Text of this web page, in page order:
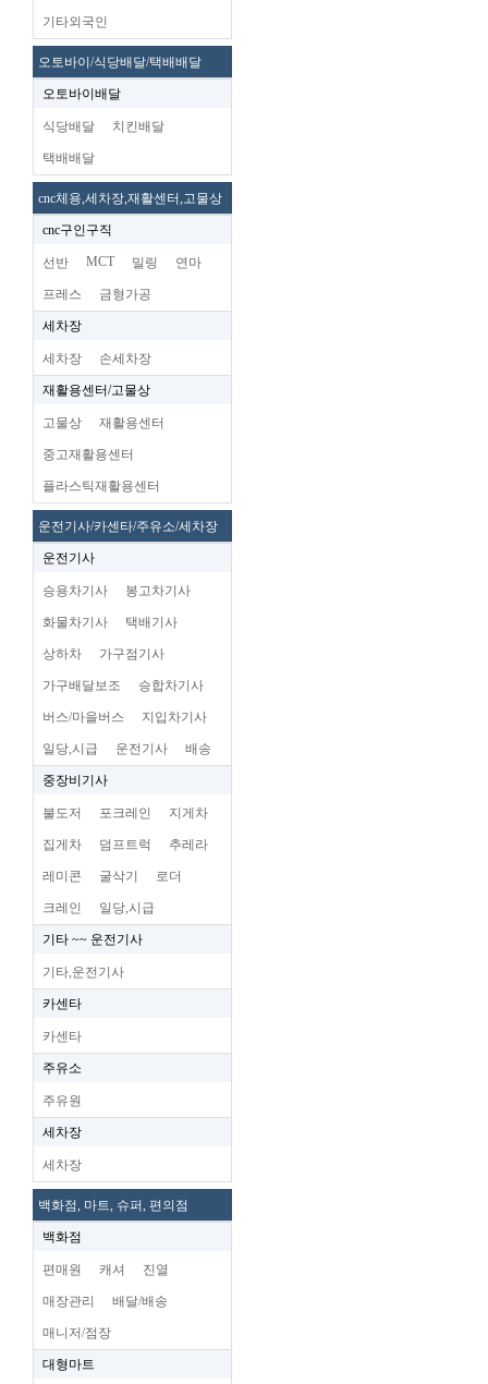
기타외국인
오토바이/식당배달/택배배달
오토바이배달
식당배달 치킨배달
택배배달
cnc체용,세차장,재활센터,고물상
cnc구인구직
선반 MCT 밀링 연마
프레스 금형가공
세차장
세차장 손세차장
재활용센터/고물상
고물상 재활용센터
중고재활용센터
플라스틱재활용센터
운전기사/카센타/주유소/세차장
운전기사
승용차기사 봉고차기사
화물차기사 택배기사
상하차 가구점기사
가구배달보조 승합차기사
버스/마을버스 지입차기사
일당,시급 운전기사 배송
중장비기사
불도저 포크레인 지게차
집게차 덤프트럭 추레라
레미콘 굴삭기 로더
크레인 일당,시급
기타 ~~ 운전기사
기타,운전기사
카센타
카센타
주유소
주유원
세차장
세차장
백화점, 마트, 슈퍼, 편의점
백화점
편매원 캐셔 진열
매장관리 배달/배송
매니저/점장
대형마트